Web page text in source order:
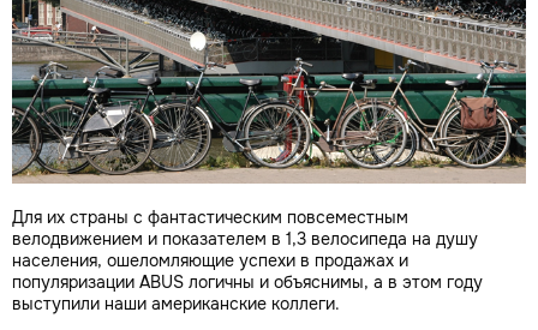
Для их страны с фантастическим повсеместным
велодвижением и показателем в 1,3 велосипеда на душу
населения, ошеломляющие успехи в продажах и
популяризации ABUS логичны и объяснимы, а в этом году
выступили наши американские коллеги.